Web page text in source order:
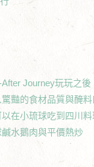
Journey玩玩之後
驚豔的食材品質與醃
在小琉球吃到四川料
水鵝肉與平價熱炒